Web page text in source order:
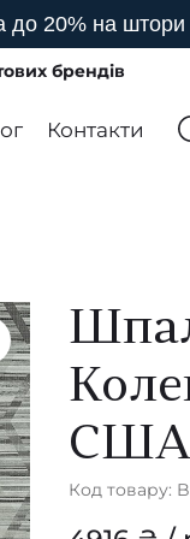
до 20% на штори
брендів
Контакти
США
Код товару: